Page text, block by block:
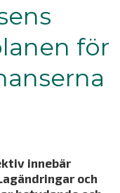
för
innebär
och